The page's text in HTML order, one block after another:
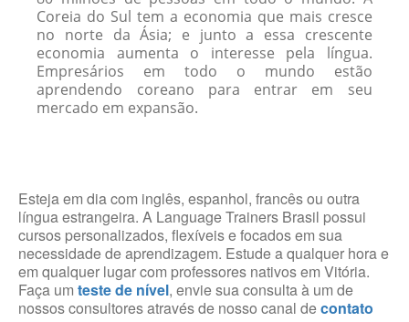
Coreia do Sul tem a economia que mais cresce
no norte da Ásia; e junto a essa crescente
economia aumenta o interesse pela língua.
Empresários em todo o mundo estão
aprendendo coreano para entrar em seu
mercado em expansão.
Esteja em dia com inglês, espanhol, francês ou outra
língua estrangeira. A Language Trainers Brasil possui
cursos personalizados, flexíveis e focados em sua
necessidade de aprendizagem. Estude a qualquer hora e
em qualquer lugar com professores nativos em Vitória.
Faça um teste de nível, envie sua consulta à um de
nossos consultores através de nosso canal decontato